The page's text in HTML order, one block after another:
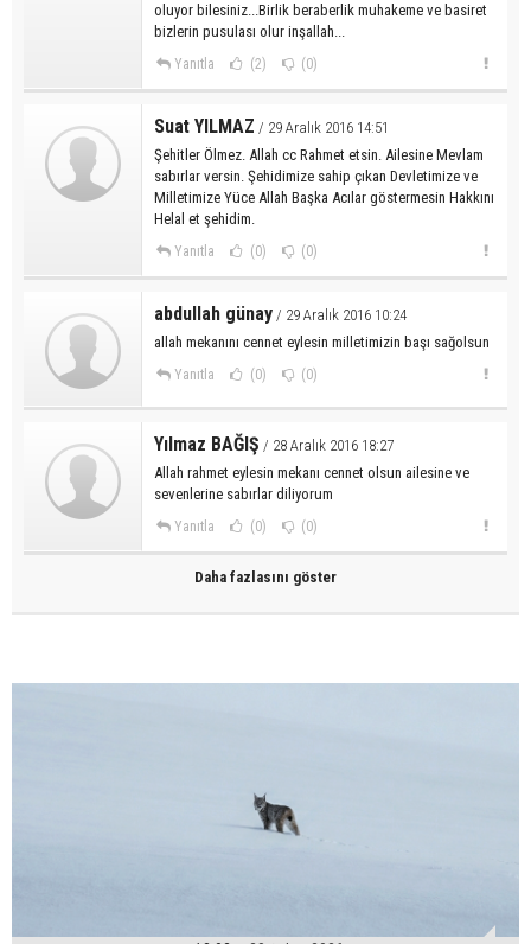
oluyor bilesiniz...Birlik beraberlik muhakeme ve basiret
bizlerin pusulası olur inşallah...
Yanıtla (2) (0)
Suat YILMAZ / 29 Aralık 2016 14:51
Şehitler Ölmez. Allah cc Rahmet etsin. Ailesine Mevlam
sabırlar versin. Şehidimize sahip çıkan Devletimize ve
Milletimize Yüce Allah Başka Acılar göstermesin Hakkını
Helal et şehidim.
Yanıtla (0) (0)
abdullah günay / 29 Aralık 2016 10:24
allah mekanını cennet eylesin milletimizin başı sağolsun
Yanıtla (0) (0)
Yılmaz BAĞIŞ / 28 Aralık 2016 18:27
Allah rahmet eylesin mekanı cennet olsun ailesine ve
sevenlerine sabırlar diliyorum
Yanıtla (0) (0)
Daha fazlasını göster